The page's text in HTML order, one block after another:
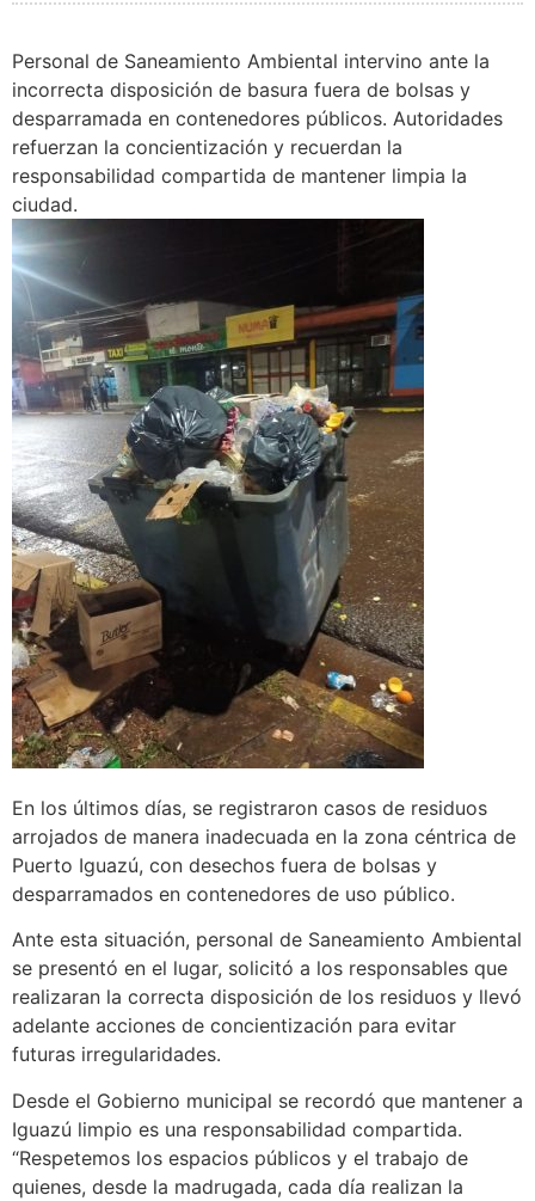
Personal de Saneamiento Ambiental intervino ante la
incorrecta disposición de basura fuera de bolsas y
desparramada en contenedores públicos. Autoridades
refuerzan la concientización y recuerdan la
responsabilidad compartida de mantener limpia la
ciudad.
En los últimos días, se registraron casos de residuos
arrojados de manera inadecuada en la zona céntrica de
Puerto Iguazú, con desechos fuera de bolsas y
desparramados en contenedores de uso público.
Ante esta situación, personal de Saneamiento Ambiental
se presentó en el lugar, solicitó a los responsables que
realizaran la correcta disposición de los residuos y llevó
adelante acciones de concientización para evitar
futuras irregularidades.
Desde el Gobierno municipal se recordó que mantener a
Iguazú limpio es una responsabilidad compartida.
“Respetemos los espacios públicos y el trabajo de
quienes, desde la madrugada, cada día realizan la